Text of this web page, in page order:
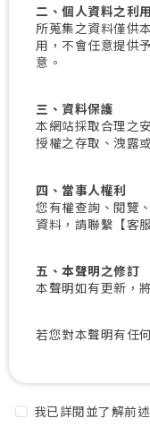
二、個人資料之利用
所蒐集之資料僅供
用，不會任意提供
意。
三、資料保護
本網站採取合理之
授權之存取、洩露
四、當事人權利
您有權查詢、閱覽
資料，請聯繫【客
五、本聲明之修訂
本聲明如有更新，
若您對本聲明有任
我已詳閱並了解前